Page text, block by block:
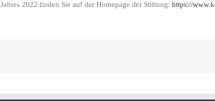
2022 finden Sie auf der Homepage der Stiftung: https://